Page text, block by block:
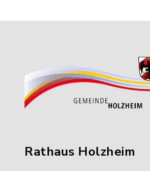
Rathaus Holzheim